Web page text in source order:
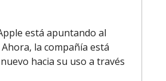
está apuntando al
la compañía está
hacia su uso a través